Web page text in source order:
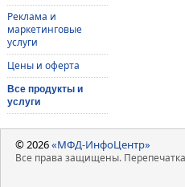
Реклама и
маркетинговые
услуги
Цены и оферта
Все продукты и
услуги
© 2026«МФД-ИнфоЦентр»
Все права защищены.